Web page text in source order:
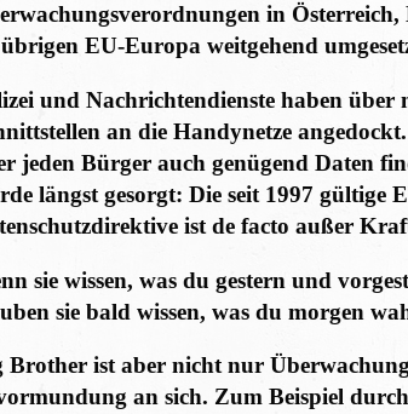
in Österreich,
EU-Europa weitgehend
und Nachrichtendienste haben über
an die Handynetze
jeden Bürger auch genügend Daten
längst gesorgt: Die seit 1997 gültige
ist de facto außer
sie wissen, was du gestern und
sie bald wissen, was du morgen
Brother ist aber nicht nur
an sich. Zum Beispiel